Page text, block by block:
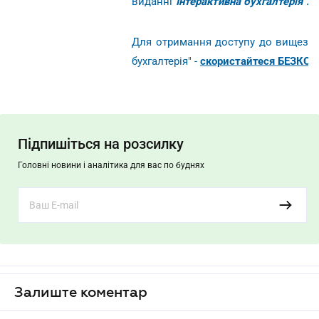
Для отримання доступу до
бухгалтерія" - скористайтеся
Підпишіться на розсилку
Головні новини і аналітика для вас по буднях
Залиште коментар